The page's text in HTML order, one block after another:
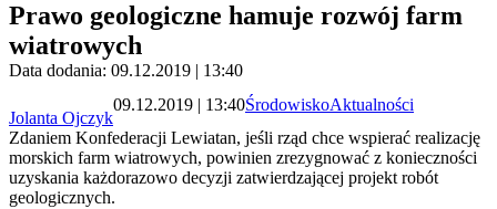
Prawo geologiczne hamuje rozwój farm
wiatrowych
Data dodania: 09.12.2019 | 13:40
Jolanta Ojczyk
09.12.2019 | 13:40ŚrodowiskoAktualności
Zdaniem Konfederacji Lewiatan, jeśli rząd chce wspierać realizację
morskich farm wiatrowych, powinien zrezygnować z konieczności
uzyskania każdorazowo decyzji zatwierdzającej projekt robót
geologicznych.